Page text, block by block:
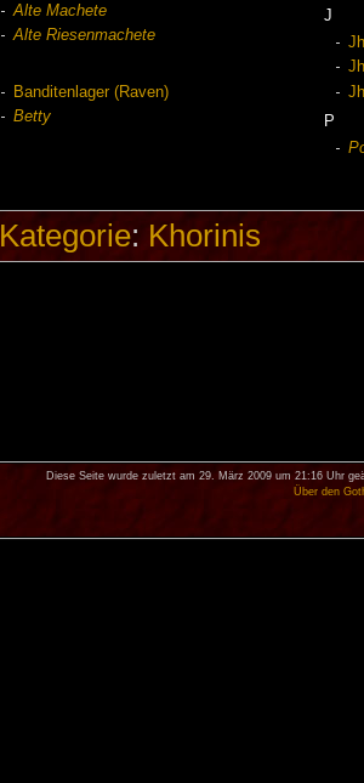
Alte Machete
Alte Riesenmachete
Banditenlager (Raven)
Betty
J
P
Kategorie: Khorinis
Diese Seite wurde zuletzt am 29. März 2009 um 21:16 Uhr
Über den